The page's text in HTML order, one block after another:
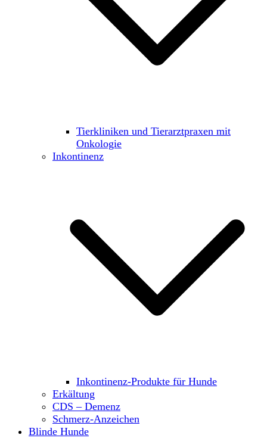
Tierkliniken und Tierarztpraxen mit
Onkologie
Inkontinenz
Inkontinenz-Produkte für Hunde
Erkältung
CDS – Demenz
Schmerz-Anzeichen
Blinde Hunde